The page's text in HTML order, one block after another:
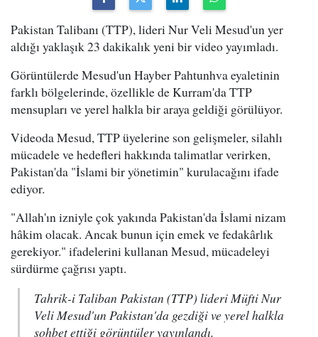
Pakistan Talibanı (TTP), lideri Nur Veli Mesud'un yer
aldığı yaklaşık 23 dakikalık yeni bir video yayımladı.
Görüntülerde Mesud'un Hayber Pahtunhva eyaletinin
farklı bölgelerinde, özellikle de Kurram'da TTP
mensupları ve yerel halkla bir araya geldiği görülüyor.
Videoda Mesud, TTP üyelerine son gelişmeler, silahlı
mücadele ve hedefleri hakkında talimatlar verirken,
Pakistan'da "İslami bir yönetimin" kurulacağını ifade
ediyor.
"Allah'ın izniyle çok yakında Pakistan'da İslami nizam
hâkim olacak. Ancak bunun için emek ve fedakârlık
gerekiyor." ifadelerini kullanan Mesud, mücadeleyi
sürdürme çağrısı yaptı.
Tahrik-i Taliban Pakistan (TTP) lideri Müfti Nur
Veli Mesud'un Pakistan'da gezdiği ve yerel halkla
sohbet ettiği görüntüler yayınlandı.